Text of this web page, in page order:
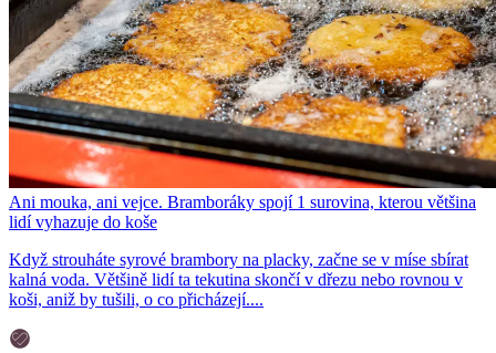
Ani mouka, ani vejce. Bramboráky spojí 1 surovina, kterou většina
lidí vyhazuje do koše
Když strouháte syrové brambory na placky, začne se v míse sbírat
kalná voda. Většině lidí ta tekutina skončí v dřezu nebo rovnou v
koši, aniž by tušili, o co přicházejí....